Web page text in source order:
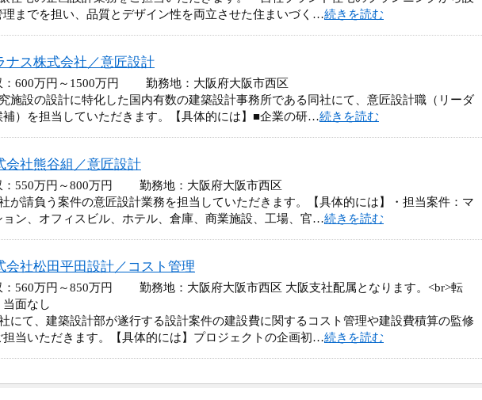
理までを担い、品質とデザイン性を両立させた住まいづく…続きを読む
ナス株式会社／意匠設計
：600万円～1500万円 勤務地：大阪府大阪市西区
施設の設計に特化した国内有数の建築設計事務所である同社にて、意匠設計職（リーダ
補）を担当していただきます。【具体的には】■企業の研…続きを読む
会社熊谷組／意匠設計
：550万円～800万円 勤務地：大阪府大阪市西区
が請負う案件の意匠設計業務を担当していただきます。【具体的には】・担当案件：マ
ョン、オフィスビル、ホテル、倉庫、商業施設、工場、官…続きを読む
会社松田平田設計／コスト管理
：560万円～850万円 勤務地：大阪府大阪市西区 大阪支社配属となります。<br>転
当面なし
にて、建築設計部が遂行する設計案件の建設費に関するコスト管理や建設費積算の監修
担当いただきます。【具体的には】プロジェクトの企画初…続きを読む